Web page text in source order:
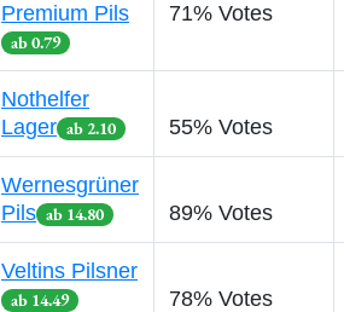
Premium Pils
ab 0.79
71% Votes
Nothelfer
Lager ab 2.10 55% Votes
Wernesgrüner
Pils ab 14.80 89% Votes
Veltins Pilsner
ab 14.49 78% Votes